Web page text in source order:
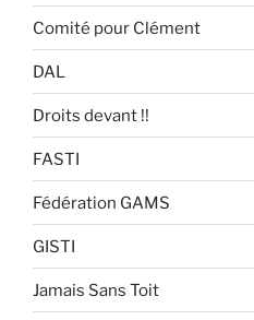
Comité pour Clément
DAL
Droits devant !!
FASTI
Fédération GAMS
GISTI
Jamais Sans Toit